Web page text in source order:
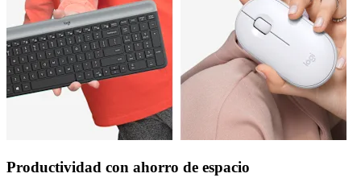
Productividad con ahorro de espacio